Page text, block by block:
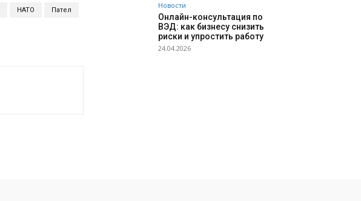
НАТО Пател
Новости
Онлайн-консультация по
ВЭД: как бизнесу снизить
риски и упростить работу
24.04.2026